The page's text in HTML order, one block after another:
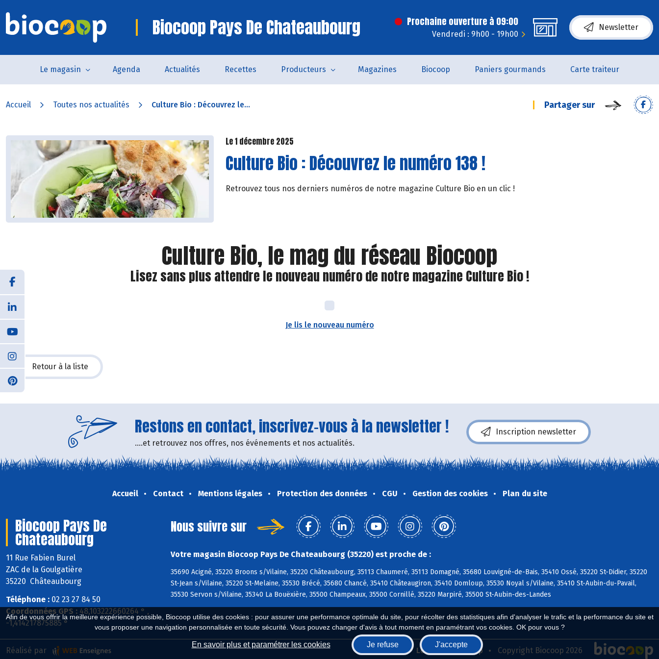
Afin de vous offrir la meilleure expérience possible, Biocoop utilise des cookies : pour assurer une performance optimale du site, pour récolter des statistiques afin d'analyser le trafic et la performance du site et
vous proposer une navigation personnalisée en toute sécurité. Vous pouvez changer d'avis à tout moment en paramétrant vos cookies. OK pour vous ?
En savoir plus et paramétrer les cookies Je refuse J'accepte
Biocoop Pays De Chateaubourg Prochaine ouverture à 09:00
Vendredi : 9h00 - 19h00
Newsletter
Le magasin Agenda Actualités Recettes Producteurs Magazines Biocoop Paniers gourmands Carte traiteur
Accueil Toutes nos actualités Culture Bio : Découvrez le... Partager sur
Le 1 décembre 2025
Culture Bio : Découvrez le numéro 138 !
Retrouvez tous nos derniers numéros de notre magazine Culture Bio en un clic !
Culture Bio, le mag du réseau Biocoop
Lisez sans plus attendre le nouveau numéro de notre magazine Culture Bio !
Je lis le nouveau numéro
Retour à la liste
Restons en contact, inscrivez-vous à la newsletter !
....et retrouvez nos offres, nos événements et nos actualités.
Inscription newsletter
Accueil Contact Mentions légales Protection des données CGU Gestion des cookies Plan du site
Biocoop Pays De
Chateaubourg
11 Rue Fabien Burel
ZAC de la Goulgatière
35220 Châteaubourg
Téléphone : 02 23 27 84 50
Coordonnées GPS : 48,103222660264 ° ,
-1,414217875885 °
Nous suivre sur
Votre magasin Biocoop Pays De Chateaubourg (35220) est proche de :
35690 Acigné, 35220 Broons s/Vilaine, 35220 Châteaubourg, 35113 Chaumeré, 35113 Domagné, 35680 Louvigné-de-Bais, 35410 Ossé, 35220 St-Didier, 35220
St-Jean s/Vilaine, 35220 St-Melaine, 35530 Brécé, 35680 Chancé, 35410 Châteaugiron, 35410 Domloup, 35530 Noyal s/Vilaine, 35410 St-Aubin-du-Pavail,
35530 Servon s/Vilaine, 35340 La Bouëxière, 35500 Champeaux, 35500 Cornillé, 35220 Marpiré, 35500 St-Aubin-des-Landes
Le réseau Biocoop Copyright Biocoop 2026
Réalisé par